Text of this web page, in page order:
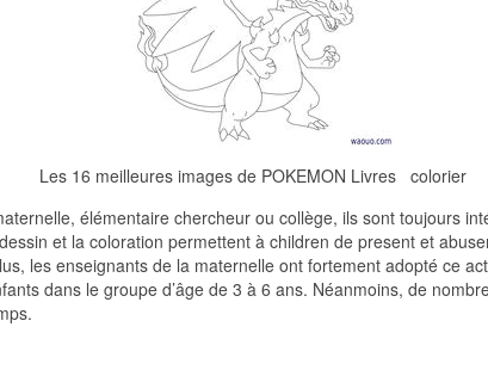
Les 16 meilleures images de POKEMON Livres colorier
élémentaire chercheur ou collège, ils sont toujours
et la coloration permettent à children de present et
les enseignants de la maternelle ont fortement adopté ce
dans le groupe d’âge de 3 à 6 ans. Néanmoins, de